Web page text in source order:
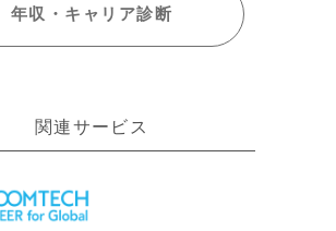
年収・キャリア診断
関連サービス